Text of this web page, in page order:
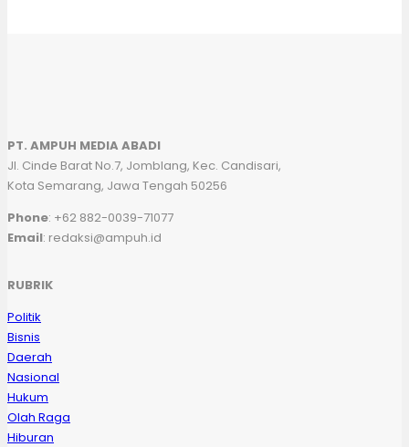
PT. AMPUH MEDIA ABADI
Jl. Cinde Barat No.7, Jomblang, Kec. Candisari,
Kota Semarang, Jawa Tengah 50256
Phone: +62 882-0039-71077
Email: redaksi@ampuh.id
RUBRIK
Politik
Bisnis
Daerah
Nasional
Hukum
Olah Raga
Hiburan